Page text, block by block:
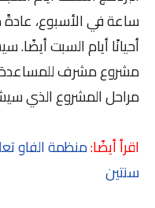
ساعة في الأسبوع، عادةً
أحيانًا أيام السبت
مشروع مشرف
مراحل المشروع الذي
اقرأ أيضًا:منظمة الفاو
سنتين